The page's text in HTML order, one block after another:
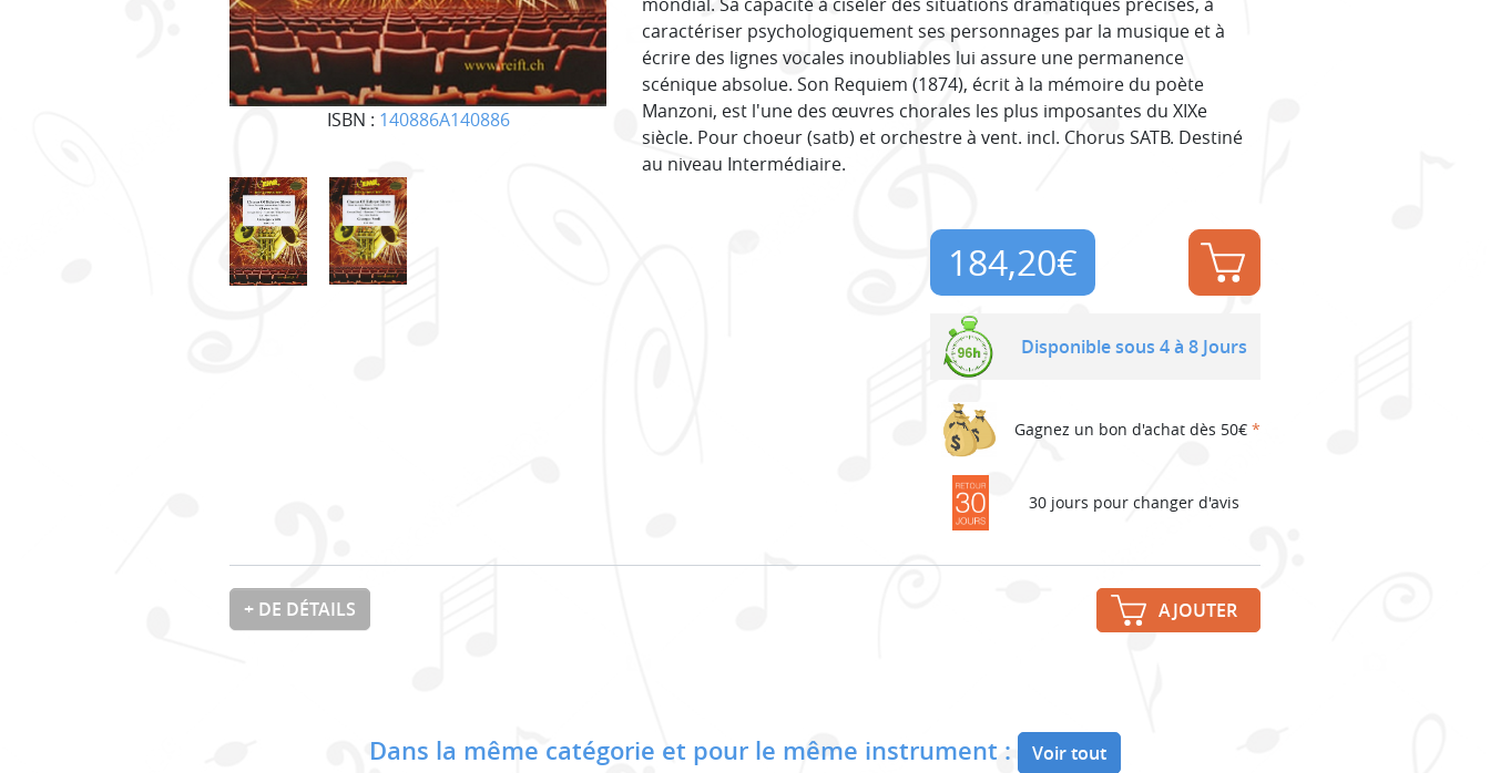
ISBN : 140886A140886
caractériser psychologiquement ses personnages par la musique et à
écrire des lignes vocales inoubliables lui assure une permanence
scénique absolue. Son Requiem (1874), écrit à la mémoire du poète
Manzoni, est l'une des œuvres chorales les plus imposantes du XIXe
siècle. Pour choeur (satb) et orchestre à vent. incl. Chorus SATB. Destiné
au niveau Intermédiaire.
184,20€
Disponible sous 4 à 8 Jours
Gagnez un bon d'achat dès 50€ *
30 jours pour changer d'avis
+ DE DÉTAILS AJOUTER
Dans la même catégorie et pour le même instrument : Voir tout